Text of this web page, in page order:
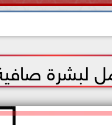
لبشرة